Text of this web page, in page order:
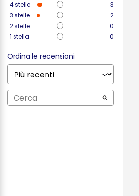
4stelle
3
3 stelle
2
2stelle
0
1 stella 0
Ordina le recensioni